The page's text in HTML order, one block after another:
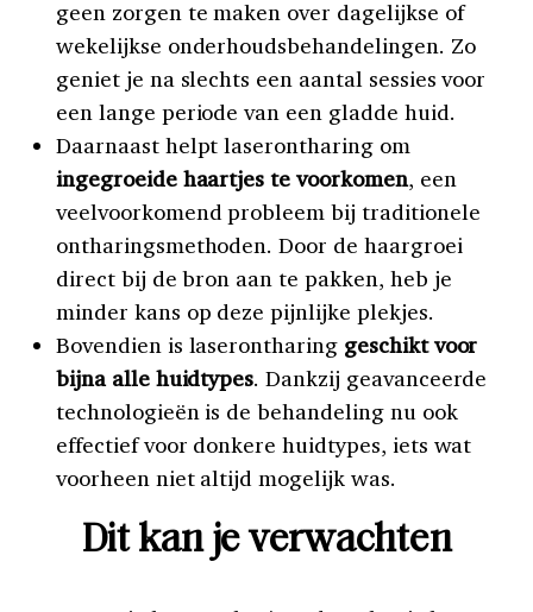
geen zorgen te maken over dagelijkse of
wekelijkse onderhoudsbehandelingen. Zo
geniet je na slechts een aantal sessies voor
een lange periode van een gladde huid.
Daarnaast helpt laserontharing om
ingegroeide haartjes te voorkomen, een
veelvoorkomend probleem bij traditionele
ontharingsmethoden. Door de haargroei
direct bij de bron aan te pakken, heb je
minder kans op deze pijnlijke plekjes.
Bovendien is laserontharing geschikt voor
bijna alle huidtypes. Dankzij geavanceerde
technologieën is de behandeling nu ook
effectief voor donkere huidtypes, iets wat
voorheen niet altijd mogelijk was.
Dit kan je verwachten